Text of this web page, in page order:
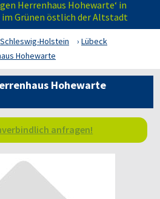
Herrenhaus Hohewarte‘ in
Grünen östlich der Altstadt
Schleswig-Holstein
Lübeck
Hohewarte
Hohewarte
anfragen!